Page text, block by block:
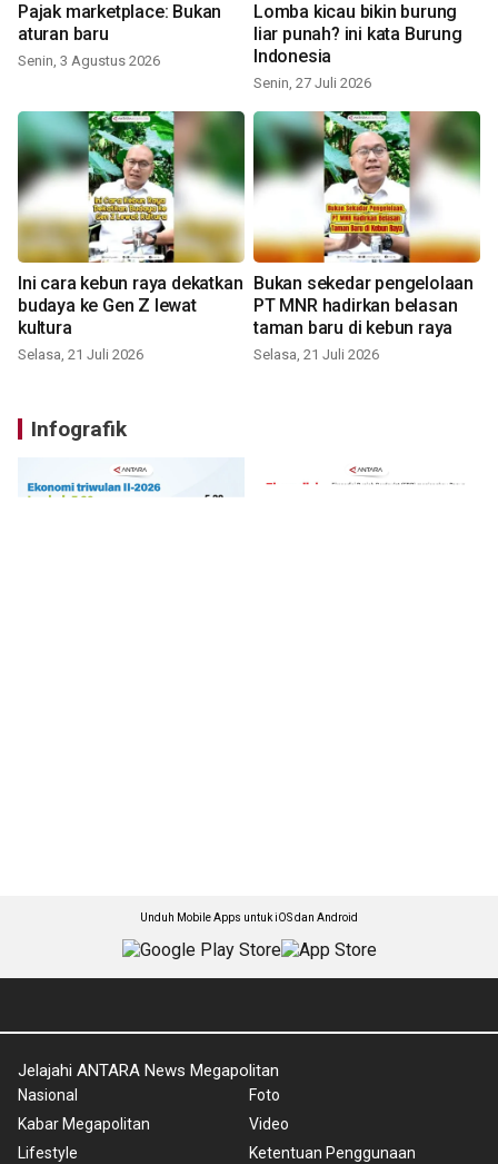
Pajak marketplace: Bukan
aturan baru
Senin, 3 Agustus 2026
Lomba kicau bikin burung
liar punah? ini kata Burung
Indonesia
Senin, 27 Juli 2026
Ini cara kebun raya dekatkan
budaya ke Gen Z lewat
kultura
Selasa, 21 Juli 2026
Bukan sekedar pengelolaan
PT MNR hadirkan belasan
taman baru di kebun raya
Selasa, 21 Juli 2026
Infografik
Unduh Mobile Apps untuk iOS dan Android
Jelajahi ANTARA News Megapolitan
Nasional
Kabar Megapolitan
Lifestyle
Foto
Video
Ketentuan Penggunaan